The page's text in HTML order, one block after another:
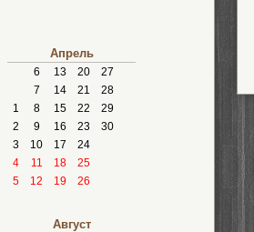
Апрель
6 13 20
27
7
14 21
28
1
8 15 22
29
2
9 16 23
30
3
10 17
24
4
11 18
25
5
12 19 26
Август